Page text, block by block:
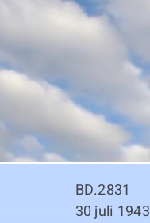
BD.2831
30 juli 1943